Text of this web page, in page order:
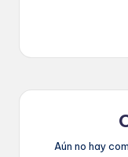
Aún no hay